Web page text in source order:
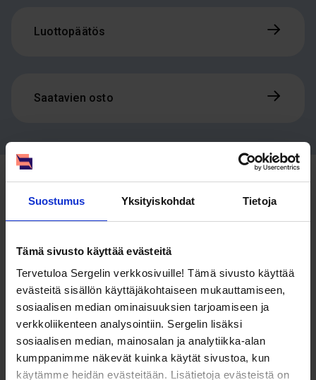
Suostumus Yksityiskohdat Tietoja
Tämä sivusto käyttää evästeitä
Tervetuloa Sergelin verkkosivuille! Tämä sivusto käyttää
evästeitä sisällön käyttäjäkohtaiseen mukauttamiseen,
sosiaalisen median ominaisuuksien tarjoamiseen ja
verkkoliikenteen analysointiin. Sergelin lisäksi
sosiaalisen median, mainosalan ja analytiikka-alan
kumppanimme näkevät kuinka käytät sivustoa, kun
käytämme heidän evästeitään. Lisätietoja evästeistä on
Luottopäätös
Saatavien osto
Haluatko lisätietoja
palveluistamme?
Kerromme, kuinka voimme palvelujemme avulla tehostaa
yrityksesi saatavienhallintaa ja parantaa asiakaskokemusta.
Huom! Jos olet saanut meiltä perintäkirjeen, et voi ottaa
meihin yhteyttä lomakkeen kautta.
Etunimi *